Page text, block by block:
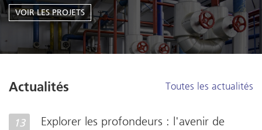
VOIR LES PROJETS
Actualités Toutes les actualités
Explorer les profondeurs : l'avenir de
13